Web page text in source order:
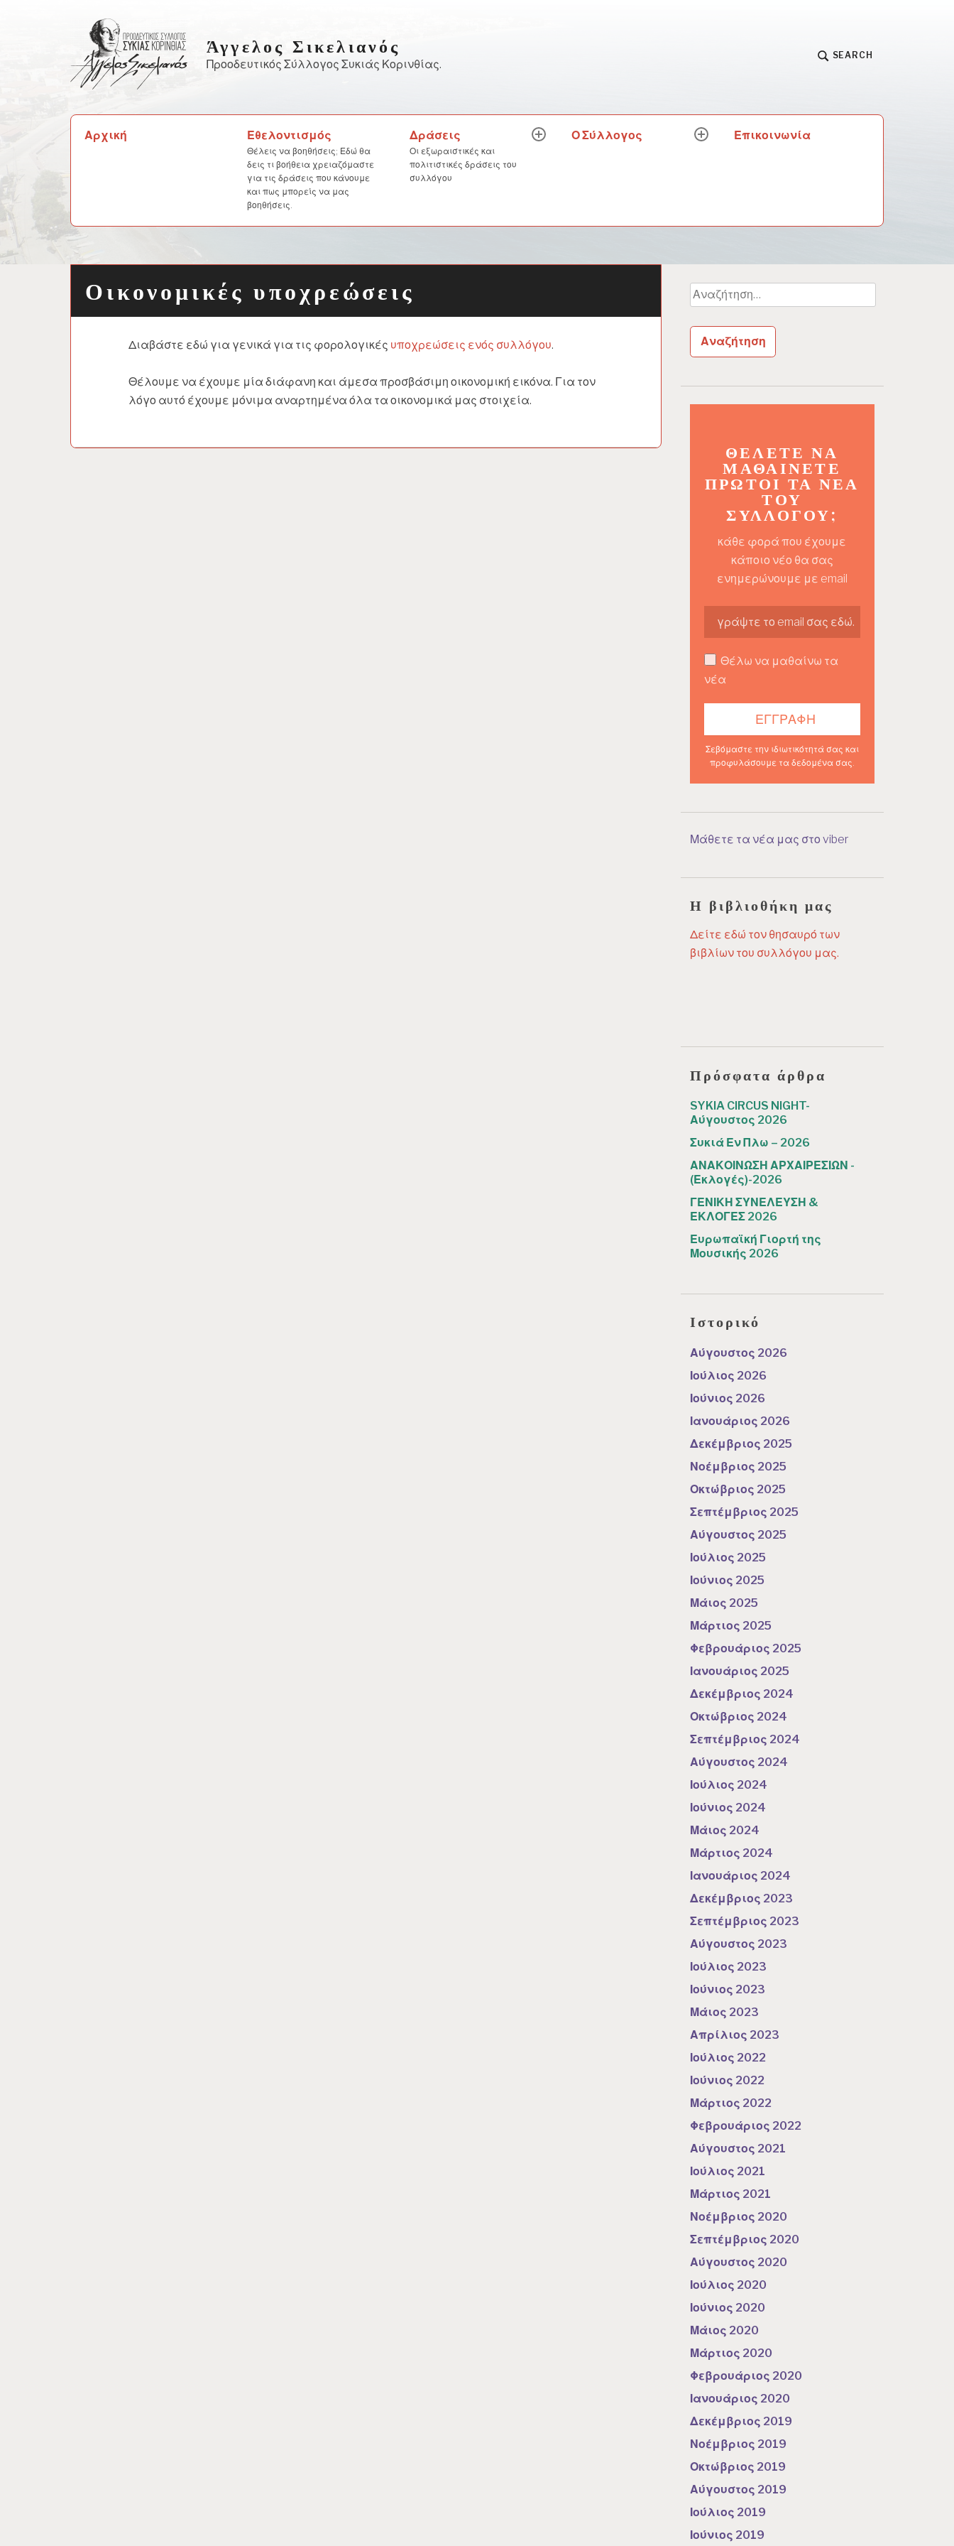
Άγγελος Σικελιανός
Προοδευτικός Σύλλογος Συκιάς Κορινθίας.
SEARCH
Αρχική Εθελοντισμός
Θέλεις να βοηθήσεις; Εδώ θα
δεις τι βοήθεια χρειαζόμαστε
για τις δράσεις που κάνουμε
και πως μπορείς να μας
βοηθήσεις.
Δράσεις
Οι εξωραιστικές και
πολιτιστικές δράσεις του
συλλόγου
expandΟ Σύλλογος
expandΕπικοινωνία
Οικονομικές υποχρεώσεις
Διαβάστε εδώ για γενικά για τις φορολογικές υποχρεώσεις ενός συλλόγου.
Θέλουμε να έχουμε μία διάφανη και άμεσα προσβάσιμη οικονομική εικόνα. Για τον
λόγο αυτό έχουμε μόνιμα αναρτημένα όλα τα οικονομικά μας στοιχεία.
Αναζήτηση
για:
ΘΈΛΕΤΕ ΝΑ
ΜΑΘΑΊΝΕΤΕ
ΠΡΏΤΟΙ ΤΑ ΝΈΑ
ΤΟΥ
ΣΥΛΛΌΓΟΥ;
κάθε φορά που έχουμε
κάποιο νέο θα σας
ενημερώνουμε με email
Θέλω να μαθαίνω τα
νέα
Σεβόμαστε την ιδιωτικότητά σας και
προφυλάσουμε τα δεδομένα σας.
Μάθετε τα νέα μας στο viber
Η βιβλιοθήκη μας
Δείτε εδώ τον θησαυρό των
βιβλίων του συλλόγου μας.
Πρόσφατα άρθρα
SYKIA CIRCUS NIGHT-
Αύγουστος 2026
Συκιά Εν Πλω – 2026
ΑΝΑΚΟΙΝΩΣΗ ΑΡΧΑΙΡΕΣΙΩΝ -
(Εκλογές)-2026
ΓΕΝΙΚΗ ΣΥΝΕΛΕΥΣΗ &
ΕΚΛΟΓΕΣ 2026
Ευρωπαϊκή Γιορτή της
Μουσικής 2026
Ιστορικό
Αύγουστος 2026
Ιούλιος 2026
Ιούνιος 2026
Ιανουάριος 2026
Δεκέμβριος 2025
Νοέμβριος 2025
Οκτώβριος 2025
Σεπτέμβριος 2025
Αύγουστος 2025
Ιούλιος 2025
Ιούνιος 2025
Μάιος 2025
Μάρτιος 2025
Φεβρουάριος 2025
Ιανουάριος 2025
Δεκέμβριος 2024
Οκτώβριος 2024
Σεπτέμβριος 2024
Αύγουστος 2024
Ιούλιος 2024
Ιούνιος 2024
Μάιος 2024
Μάρτιος 2024
Ιανουάριος 2024
Δεκέμβριος 2023
Σεπτέμβριος 2023
Αύγουστος 2023
Ιούλιος 2023
Ιούνιος 2023
Μάιος 2023
Απρίλιος 2023
Ιούλιος 2022
Ιούνιος 2022
Μάρτιος 2022
Φεβρουάριος 2022
Αύγουστος 2021
Ιούλιος 2021
Μάρτιος 2021
Νοέμβριος 2020
Σεπτέμβριος 2020
Αύγουστος 2020
Ιούλιος 2020
Ιούνιος 2020
Μάιος 2020
Μάρτιος 2020
Φεβρουάριος 2020
Ιανουάριος 2020
Δεκέμβριος 2019
Νοέμβριος 2019
Οκτώβριος 2019
Αύγουστος 2019
Ιούλιος 2019
Ιούνιος 2019